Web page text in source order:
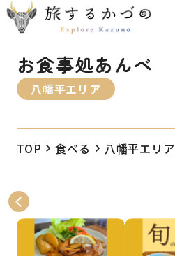
お食事処あんべ
八幡平エリア
TOP 食べる 八幡平エリア